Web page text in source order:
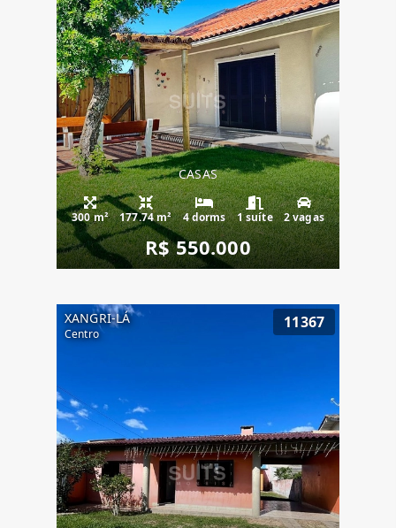
CASAS
300 m² 177.74 m² 4 dorms 1 suíte 2 vagas
R$ 550.000
XANGRI-LÁ
Centro
11367